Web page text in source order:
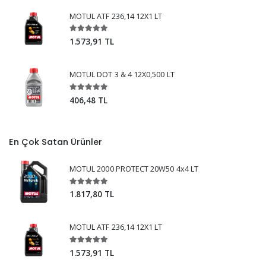
MOTUL ATF 236,14 12X1 LT
1.573,91 TL
MOTUL DOT 3 & 4 12X0,500 LT
406,48 TL
En Çok Satan Ürünler
MOTUL 2000 PROTECT 20W50 4x4 LT
1.817,80 TL
MOTUL ATF 236,14 12X1 LT
1.573,91 TL